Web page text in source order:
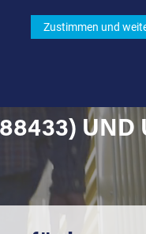
UND
Zustimmen und